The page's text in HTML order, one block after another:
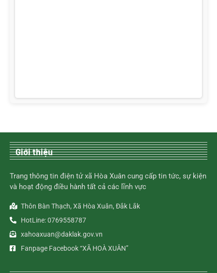
Giới thiệu
Trang thông tin điện tử xã Hòa Xuân cung cấp tin tức, sự kiện
và hoạt động điều hành tất cả các lĩnh vực
Thôn Bàn Thạch, Xã Hòa Xuân, Đắk Lắk
HotLine: 0769558787
xahoaxuan@daklak.gov.vn
Fanpage Facebook “XÃ HOÀ XUÂN”